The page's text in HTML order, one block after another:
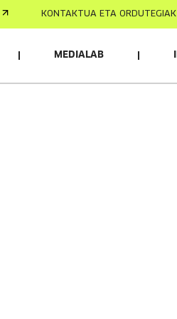
KONTAKTUA ETA ORDUTEGIAK
MEDIALAB